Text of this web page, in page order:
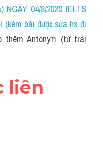
04/8/2020 IELTS
(kèm bài được sửa hs đi
thêm Antonym (từ trái
liên